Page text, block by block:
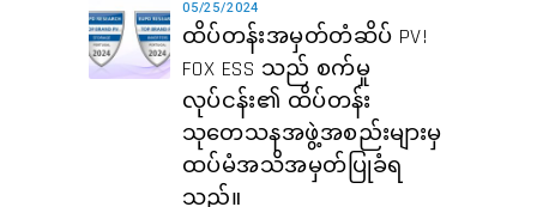
05/25/2024
ထိပ်တန်းအမှတ်တံဆိပ် PV!
FOX ESS သည် စက်မှု
လုပ်ငန်း၏ ထိပ်တန်း
သုတေသနအဖွဲ့အစည်းများမှ
ထပ်မံအသိအမှတ်ပြုခံရ
သည်။